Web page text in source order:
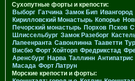
Сухопутные форты и крепости:
Выборг Гатчина Замок Бип Ивангород
Кирилловский Монастырь Копорье
Печорcкий монастырь Порхов Псков
Шлиссельбург Замок Разеборг
Лапеенранта Савонлинна Тааветти
Висбю Форт Хойторп Фредрикстад
Аренсбург Нарва Таллинн Антипатрис
Масада Форт Латрун
Морские крепости и форты: